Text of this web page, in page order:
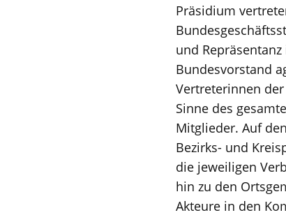
Präsidium
und
Bundesvorstand
Vertreterinnen
Sinne des
Mitglieder. Auf
Bezirks- und
die jeweiligen
hin zu den
Akteure in den